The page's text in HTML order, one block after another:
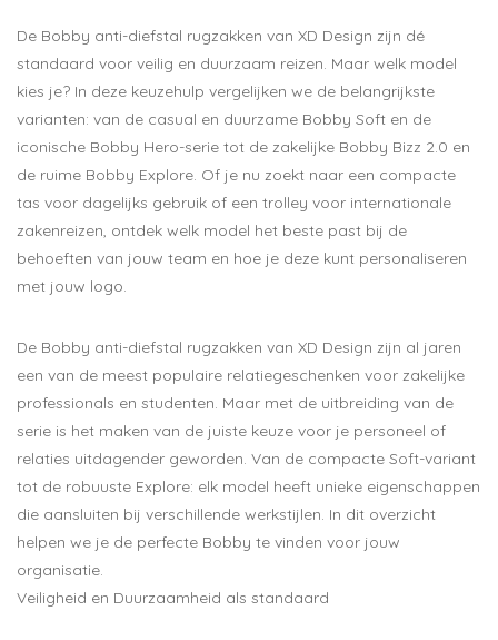
De Bobby anti-diefstal rugzakken van XD Design zijn dé
standaard voor veilig en duurzaam reizen. Maar welk model
kies je? In deze keuzehulp vergelijken we de belangrijkste
varianten: van de casual en duurzame Bobby Soft en de
iconische Bobby Hero-serie tot de zakelijke Bobby Bizz 2.0 en
de ruime Bobby Explore. Of je nu zoekt naar een compacte
tas voor dagelijks gebruik of een trolley voor internationale
zakenreizen, ontdek welk model het beste past bij de
behoeften van jouw team en hoe je deze kunt personaliseren
met jouw logo.
De Bobby anti-diefstal rugzakken van XD Design zijn al jaren
een van de meest populaire relatiegeschenken voor zakelijke
professionals en studenten. Maar met de uitbreiding van de
serie is het maken van de juiste keuze voor je personeel of
relaties uitdagender geworden. Van de compacte Soft-variant
tot de robuuste Explore: elk model heeft unieke eigenschappen
die aansluiten bij verschillende werkstijlen. In dit overzicht
helpen we je de perfecte Bobby te vinden voor jouw
organisatie.
Veiligheid en Duurzaamheid als standaard